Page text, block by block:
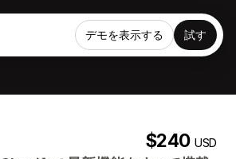
デモを表示する 試す
$240USD